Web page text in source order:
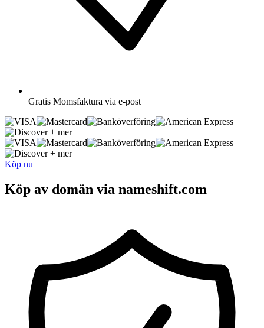
Gratis Momsfaktura via e-post
+ mer
+ mer
Köp nu
Köp av domän via nameshift.com